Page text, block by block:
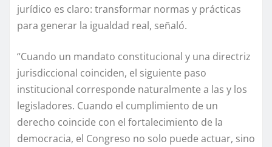
jurídico es claro: transformar normas y prácticas
para generar la igualdad real, señaló.
“Cuando un mandato constitucional y una directriz
jurisdiccional coinciden, el siguiente paso
institucional corresponde naturalmente a las y los
legisladores. Cuando el cumplimiento de un
derecho coincide con el fortalecimiento de la
democracia, el Congreso no solo puede actuar, sino